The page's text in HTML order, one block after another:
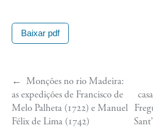
Baixar pdf
← Monções no rio Madeira:
as expedições de Francisco de
Melo Palheta (1722) e Manuel
Félix de Lima (1742)